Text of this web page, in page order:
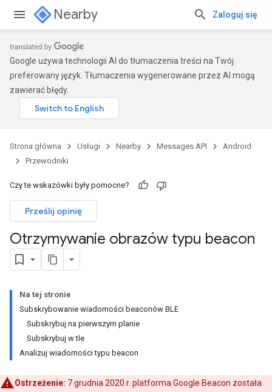
Nearby Zaloguj się
Google używa technologii AI do tłumaczenia treści na Twój
preferowany język. Tłumaczenia wygenerowane przez AI mogą
zawierać błędy.
Strona główna Usługi Nearby Messages API
Android
Przewodniki
Czy te wskazówki były pomocne?
Prześlij opinię
Otrzymywanie obrazów typu beacon
Na tej stronie
Subskrybowanie wiadomości beaconów BLE
Subskrybuj na pierwszym planie
Subskrybuj w tle
Analizuj wiadomości typu beacon
Ostrzeżenie: 7 grudnia 2020 r. platforma Google Beacon została